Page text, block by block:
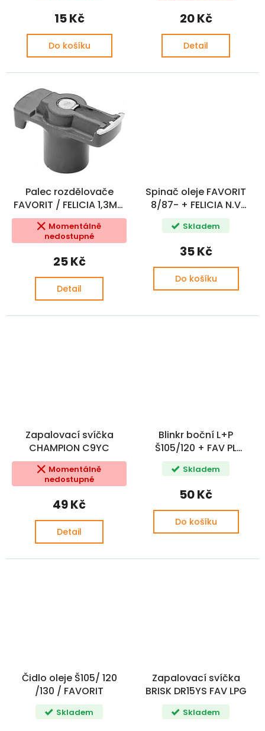
15 Kč
Do košíku
20 Kč
Detail
Palec rozdělovače
FAVORIT / FELICIA 1,3MPi
N.V (115911401,
093023470, 114911070)
Momentálně
nedostupné
25 Kč
Detail
Spinač oleje FAVORIT
8/87- + FELICIA N.V
(047919081, 110094203,
115094200, 115094201,
115094202 )
Skladem
35 Kč
Do košíku
Zapalovací svíčka
CHAMPION C9YC
Momentálně
nedostupné
49 Kč
Detail
Blinkr boční L+P
Š105/120 + FAV PL
(113922040)
Skladem
50 Kč
Do košíku
Čidlo oleje Š105/ 120
/130 / FAVORIT
Skladem
Zapalovací svíčka
BRISK DR15YS FAV LPG
Skladem